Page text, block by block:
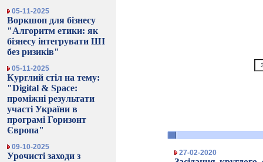
05-11-2025
Воркшоп для бізнесу
"Алгоритм етики: як
бізнесу інтегрувати ШІ
без ризиків"
05-11-2025
Курглий стіл на тему:
"Digital & Space:
проміжні результати
участі України в
програмі Горизонт
Європа"
09-10-2025
Урочисті заходи з
27-02-2020